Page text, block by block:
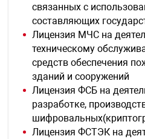
связанных с
составляющих
Лицензия МЧС на
техническому
средств обеспечения
зданий и сооружений
Лицензия ФСБ на
разработке,
Лицензия ФСТЭК на